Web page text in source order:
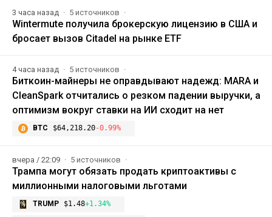
3 часа назад 5 источников
Wintermute получила брокерскую лицензию в США и
бросает вызов Citadel на рынке ETF
4 часа назад 5 источников
Биткоин-майнеры не оправдывают надежд: MARA и
CleanSpark отчитались о резком падении выручки, а
оптимизм вокруг ставки на ИИ сходит на нет
BTC $64,218.20-0.99%
вчера / 22:09 5 источников
Трампа могут обязать продать криптоактивы с
миллионными налоговыми льготами
TRUMP $1.48+1.34%